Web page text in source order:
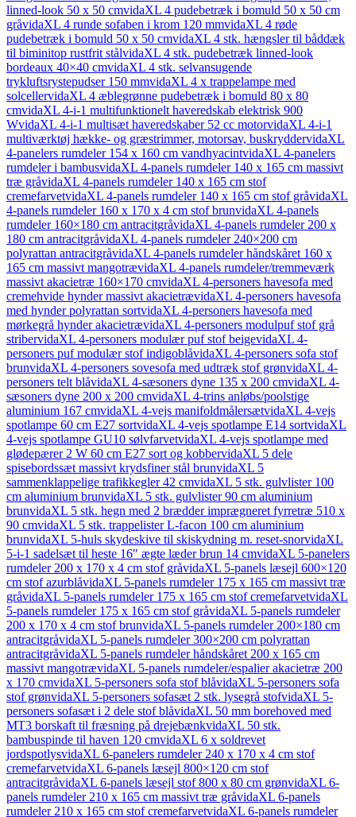
linned-look 50 x 50 cmvidaXL 4 pudebetræk i bomuld 50 x 50 cm
gråvidaXL 4 runde sofaben i krom 120 mmvidaXL 4 røde
pudebetræk i bomuld 50 x 50 cmvidaXL 4 stk. hængsler til båddæk
til biminitop rustfrit stålvidaXL 4 stk. pudebetræk linned-look
bordeaux 40×40 cmvidaXL 4 stk. selvansugende
trykluftsrystepudser 150 mmvidaXL 4 x trappelampe med
solcellervidaXL 4 æblegrønne pudebetræk i bomuld 80 x 80
cmvidaXL 4-i-1 multifunktionelt haveredskab elektrisk 900
WvidaXL 4-i-1 multisæt haveredskaber 52 cc motorvidaXL 4-i-1
multiværktøj hække- og græstrimmer, motorsav, buskryddervidaXL
4-panelers rumdeler 154 x 160 cm vandhyacintvidaXL 4-panelers
rumdeler i bambusvidaXL 4-panels rumdeler 140 x 165 cm massivt
træ gråvidaXL 4-panels rumdeler 140 x 165 cm stof
cremefarvetvidaXL 4-panels rumdeler 140 x 165 cm stof gråvidaXL
4-panels rumdeler 160 x 170 x 4 cm stof brunvidaXL 4-panels
rumdeler 160×180 cm antracitgråvidaXL 4-panels rumdeler 200 x
180 cm antracitgråvidaXL 4-panels rumdeler 240×200 cm
polyrattan antracitgråvidaXL 4-panels rumdeler håndskåret 160 x
165 cm massivt mangotrævidaXL 4-panels rumdeler/tremmeværk
massivt akacietræ 160×170 cmvidaXL 4-personers havesofa med
cremehvide hynder massivt akacietrævidaXL 4-personers havesofa
med hynder polyrattan sortvidaXL 4-personers havesofa med
mørkegrå hynder akacietrævidaXL 4-personers modulpuf stof grå
stribervidaXL 4-personers modulær puf stof beigevidaXL 4-
personers puf modulær stof indigoblåvidaXL 4-personers sofa stof
brunvidaXL 4-personers sovesofa med udtræk stof grønvidaXL 4-
personers telt blåvidaXL 4-sæsoners dyne 135 x 200 cmvidaXL 4-
sæsoners dyne 200 x 200 cmvidaXL 4-trins anløbs/poolstige
aluminium 167 cmvidaXL 4-vejs manifoldmålersætvidaXL 4-vejs
spotlampe 60 cm E27 sortvidaXL 4-vejs spotlampe E14 sortvidaXL
4-vejs spotlampe GU10 sølvfarvetvidaXL 4-vejs spotlampe med
glødepærer 2 W 60 cm E27 sort og kobbervidaXL 5 dele
spisebordssæt massivt krydsfiner stål brunvidaXL 5
sammenklappelige trafikkegler 42 cmvidaXL 5 stk. gulvlister 100
cm aluminium brunvidaXL 5 stk. gulvlister 90 cm aluminium
brunvidaXL 5 stk. hegn med 2 brædder imprægneret fyrretræ 510 x
90 cmvidaXL 5 stk. trappelister L-facon 100 cm aluminium
brunvidaXL 5-huls skydeskive til skiskydning m. reset-snorvidaXL
5-i-1 sadelsæt til heste 16″ ægte læder brun 14 cmvidaXL 5-panelers
rumdeler 200 x 170 x 4 cm stof gråvidaXL 5-panels læsejl 600×120
cm stof azurblåvidaXL 5-panels rumdeler 175 x 165 cm massivt træ
gråvidaXL 5-panels rumdeler 175 x 165 cm stof cremefarvetvidaXL
5-panels rumdeler 175 x 165 cm stof gråvidaXL 5-panels rumdeler
200 x 170 x 4 cm stof brunvidaXL 5-panels rumdeler 200×180 cm
antracitgråvidaXL 5-panels rumdeler 300×200 cm polyrattan
antracitgråvidaXL 5-panels rumdeler håndskåret 200 x 165 cm
massivt mangotrævidaXL 5-panels rumdeler/espalier akacietræ 200
x 170 cmvidaXL 5-personers sofa stof blåvidaXL 5-personers sofa
stof grønvidaXL 5-personers sofasæt 2 stk. lysegrå stofvidaXL 5-
personers sofasæt i 2 dele stof blåvidaXL 50 mm borehoved med
MT3 borskaft til fræsning på drejebænkvidaXL 50 stk.
bambuspinde til haven 120 cmvidaXL 6 x soldrevet
jordspotlysvidaXL 6-panelers rumdeler 240 x 170 x 4 cm stof
cremefarvetvidaXL 6-panels læsejl 800×120 cm stof
antracitgråvidaXL 6-panels læsejl stof 800 x 80 cm grønvidaXL 6-
panels rumdeler 210 x 165 cm massivt træ gråvidaXL 6-panels
rumdeler 210 x 165 cm stof cremefarvetvidaXL 6-panels rumdeler